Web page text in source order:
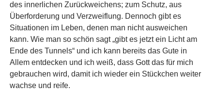
des innerlichen Zurückweichens; zum Schutz, aus
Überforderung und Verzweiflung. Dennoch gibt es
Situationen im Leben, denen man nicht ausweichen
kann. Wie man so schön sagt „gibt es jetzt ein Licht am
Ende des Tunnels“ und ich kann bereits das Gute in
Allem entdecken und ich weiß, dass Gott das für mich
gebrauchen wird, damit ich wieder ein Stückchen weiter
wachse und reife.